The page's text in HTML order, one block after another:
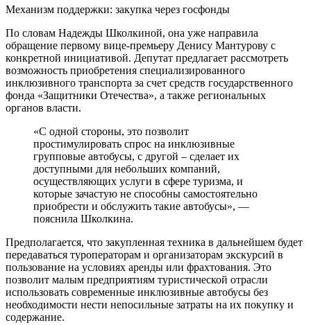
Механизм поддержки: закупка через госфонды
По словам Надежды Школкиной, она уже направила
обращение первому вице-премьеру Денису Мантурову с
конкретной инициативой. Депутат предлагает рассмотреть
возможность приобретения специализированного
инклюзивного транспорта за счет средств государственного
фонда «Защитники Отечества», а также региональных
органов власти.
«С одной стороны, это позволит
простимулировать спрос на инклюзивные
групповые автобусы, с другой – сделает их
доступными для небольших компаний,
осуществляющих услуги в сфере туризма, и
которые зачастую не способны самостоятельно
приобрести и обслужить такие автобусы», —
пояснила Школкина.
Предполагается, что закупленная техника в дальнейшем будет
передаваться туроператорам и организаторам экскурсий в
пользование на условиях аренды или фрахтования. Это
позволит малым предприятиям туристической отрасли
использовать современные инклюзивные автобусы без
необходимости нести непосильные затраты на их покупку и
содержание.